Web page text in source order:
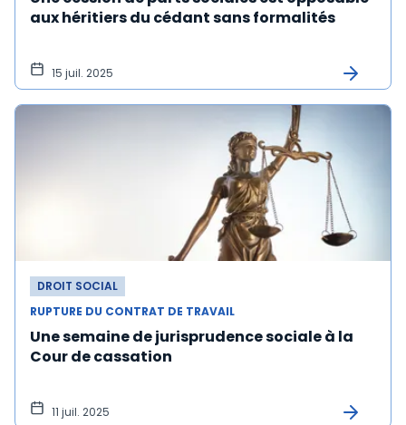
aux héritiers du cédant sans formalités
15 juil. 2025
DROIT SOCIAL
RUPTURE DU CONTRAT DE TRAVAIL
Une semaine de jurisprudence sociale à la
Cour de cassation
11 juil. 2025